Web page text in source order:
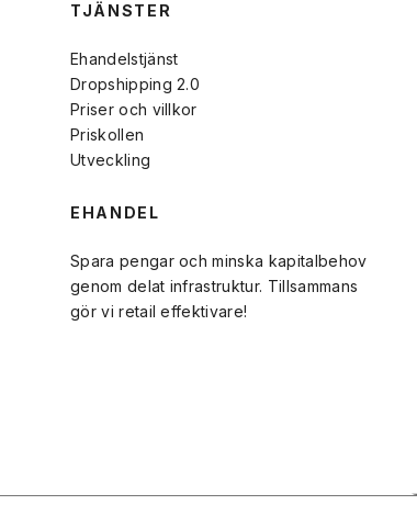
TJÄNSTER
Ehandelstjänst
Dropshipping 2.0
Priser och villkor
Priskollen
Utveckling
EHANDEL
Spara pengar och minska kapitalbehov
genom delat infrastruktur. Tillsammans
gör vi retail effektivare!